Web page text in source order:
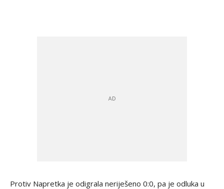
Protiv Napretka je odigrala neriješeno 0:0, pa je odluka u